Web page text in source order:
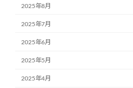
2025年8月
2025年7月
2025年6月
2025年5月
2025年4月